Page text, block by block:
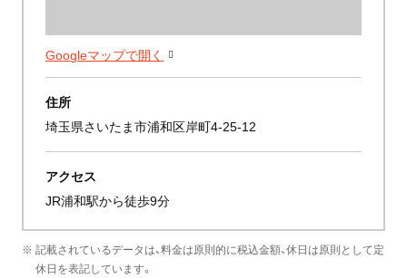
Googleマップで開く
住所
埼玉県さいたま市浦和区岸町4-25-12
アクセス
JR浦和駅から徒歩9分
※ 記載されているデータは、料金は原則的に税込金額、休日は原則として定
休日を表記しています。